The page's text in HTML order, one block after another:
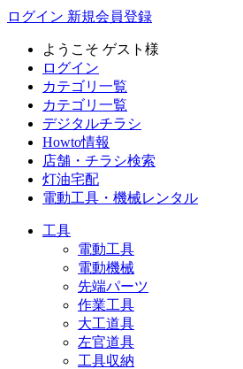
ログイン 新規会員登録
ようこそ ゲスト様
ログイン
カテゴリ一覧
カテゴリ一覧
デジタルチラシ
Howto情報
店舗・チラシ検索
灯油宅配
電動工具・機械レンタル
工具
電動工具
電動機械
先端パーツ
作業工具
大工道具
左官道具
工具収納